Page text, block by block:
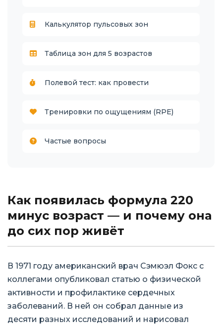
Калькулятор пульсовых зон
Таблица зон для 5 возрастов
Полевой тест: как провести
Тренировки по ощущениям (RPE)
Частые вопросы
Как появилась формула 220
минус возраст — и почему она
до сих пор живёт
В 1971 году американский врач Сэмюэл Фокс с
коллегами опубликовал статью о физической
активности и профилактике сердечных
заболеваний. В ней он собрал данные из
десяти разных исследований и нарисовал